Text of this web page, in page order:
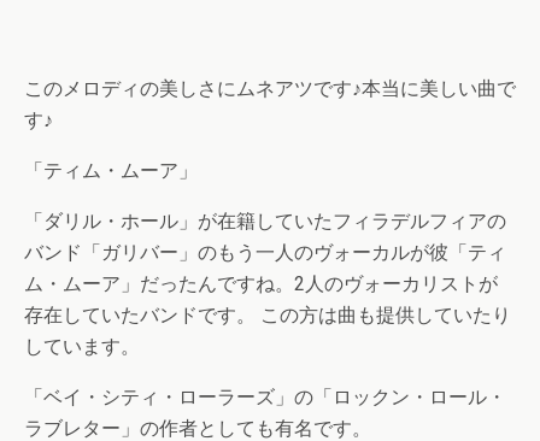
このメロディの美しさにムネアツです♪本当に美しい曲で
す♪
「ティム・ムーア」
「ダリル・ホール」が在籍していたフィラデルフィアの
バンド「ガリバー」のもう一人のヴォーカルが彼「ティ
ム・ムーア」だったんですね。2人のヴォーカリストが
存在していたバンドです。 この方は曲も提供していたり
しています。
「ベイ・シティ・ローラーズ」の「ロックン・ロール・
ラブレター」の作者としても有名です。